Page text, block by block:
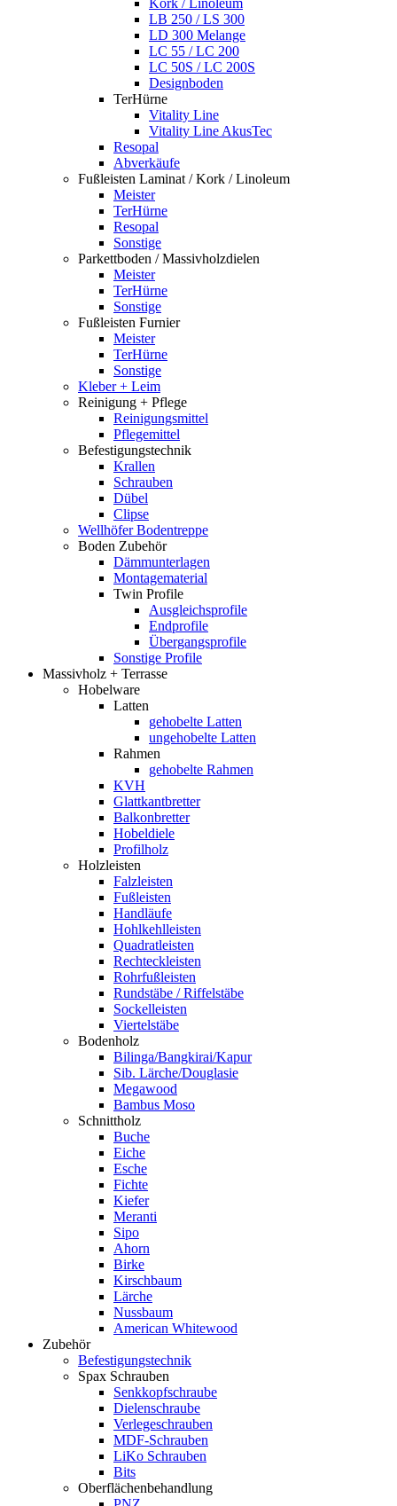
Kork / Linoleum
LB 250 / LS 300
LD 300 Melange
LC 55 / LC 200
LC 50S / LC 200S
Designboden
TerHürne
Vitality Line
Vitality Line AkusTec
Resopal
Abverkäufe
Fußleisten Laminat / Kork / Linoleum
Meister
TerHürne
Resopal
Sonstige
Parkettboden / Massivholzdielen
Meister
TerHürne
Sonstige
Fußleisten Furnier
Meister
TerHürne
Sonstige
Kleber + Leim
Reinigung + Pflege
Reinigungsmittel
Pflegemittel
Befestigungstechnik
Krallen
Schrauben
Dübel
Clipse
Wellhöfer Bodentreppe
Boden Zubehör
Dämmunterlagen
Montagematerial
Twin Profile
Ausgleichsprofile
Endprofile
Übergangsprofile
Sonstige Profile
Massivholz + Terrasse
Hobelware
Latten
gehobelte Latten
ungehobelte Latten
Rahmen
gehobelte Rahmen
KVH
Glattkantbretter
Balkonbretter
Hobeldiele
Profilholz
Holzleisten
Falzleisten
Fußleisten
Handläufe
Hohlkehlleisten
Quadratleisten
Rechteckleisten
Rohrfußleisten
Rundstäbe / Riffelstäbe
Sockelleisten
Viertelstäbe
Bodenholz
Bilinga/Bangkirai/Kapur
Sib. Lärche/Douglasie
Megawood
Bambus Moso
Schnittholz
Buche
Eiche
Esche
Fichte
Kiefer
Meranti
Sipo
Ahorn
Birke
Kirschbaum
Lärche
Nussbaum
American Whitewood
Zubehör
Befestigungstechnik
Spax Schrauben
Senkkopfschraube
Dielenschraube
Verlegeschrauben
MDF-Schrauben
LiKo Schrauben
Bits
Oberflächenbehandlung